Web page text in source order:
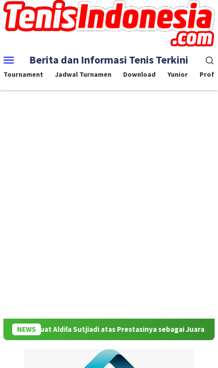
Skip
to
content
Mobile
Menu
Berita dan Informasi Tenis Terkini
Tournament Jadwal Turnamen Download Yunior
NEWS
buat Aldila Sutjiadi atas Prestasinya sebagai Juara WTA 500